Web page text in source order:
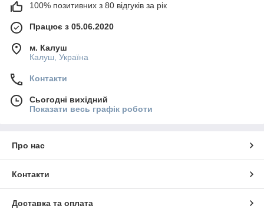
100% позитивних з 80 відгуків за рік
Працює з 05.06.2020
м. Калуш
Калуш, Україна
Контакти
Сьогодні вихідний
Показати весь графік роботи
Про нас
Контакти
Доставка та оплата